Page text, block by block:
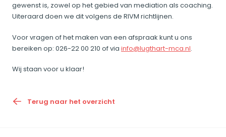
gewenst is, zowel op het gebied van mediation als coaching.
Uiteraard doen we dit volgens de RIVM richtlijnen.
Voor vragen of het maken van een afspraak kunt u ons
bereiken op: 026-22 00 210 of via info@lugthart-mca.nl.
Wij staan voor u klaar!
Terug naar het overzicht